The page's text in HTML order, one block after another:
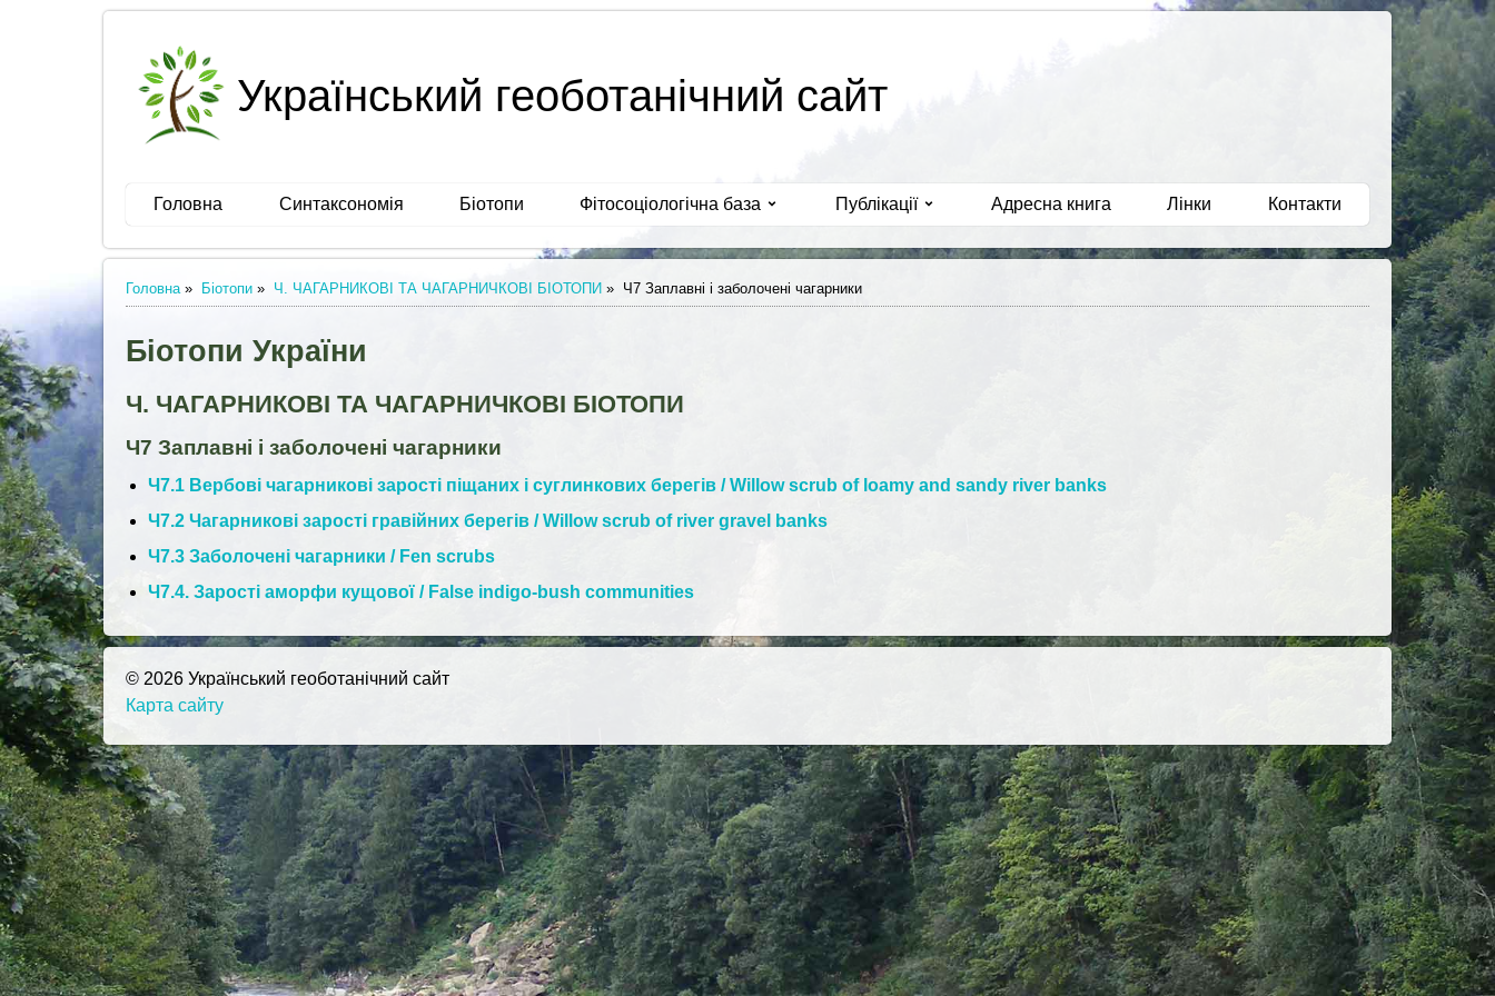
Український геоботанічний сайт
Головна Синтаксономія Біотопи Фітосоціологічна база Публікації Адресна книга Лінки Контакти
Головна » Біотопи » Ч. ЧАГАРНИКОВІ ТА ЧАГАРНИЧКОВІ БІОТОПИ » Ч7 Заплавні і заболочені чагарники
Біотопи України
Ч. ЧАГАРНИКОВІ ТА ЧАГАРНИЧКОВІ БІОТОПИ
Ч7 Заплавні і заболочені чагарники
Ч7.1 Вербові чагарникові зарості піщаних і суглинкових берегів / Willow scrub of loamy and sandy river banks
Ч7.2 Чагарникові зарості гравійних берегів / Willow scrub of river gravel banks
Ч7.3 Заболочені чагарники / Fen scrubs
Ч7.4. Зарості аморфи кущової / False indigo-bush communities
© 2026 Український геоботанічний сайт
Карта сайту